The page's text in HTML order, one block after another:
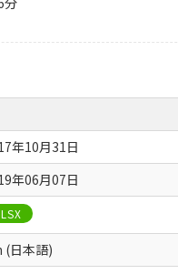
年10月31日
年06月07日
(日本語)